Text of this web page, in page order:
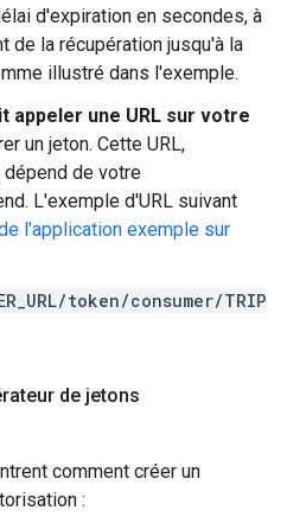
d'expiration en secondes, à
de la récupération jusqu'à la
illustré dans l'exemple.
appeler une URL sur votre
un jeton. Cette URL,
dépend de votre
L'exemple d'URL suivant
l'application exemple sur
token/consumer/TRIP
de jetons
comment créer un
: